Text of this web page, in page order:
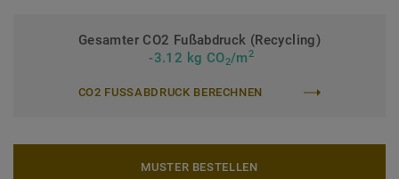
Gesamter CO2 Fußabdruck (Recycling)
-3.12 kg CO2/m2
CO2 FUSSABDRUCK BERECHNEN
MUSTER BESTELLEN